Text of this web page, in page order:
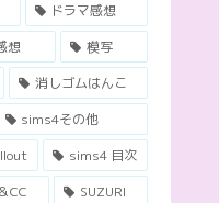
ドラマ感想
想
模写
消しゴムはんこ
sims4その他
sims4 目次
CC
SUZURI